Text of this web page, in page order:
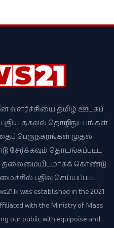
வளர்ச்சியை தமிழ் ஊடகப்
புதிய தகவல் தொழில்நுட்பங்கள்
பெருநகரங்கள் முதல்
சேர்க்கவும் தொடங்கப்பட்ட
தலைமையிடமாகக் கொண்டு
பதிவு செய்யப்பட்ட
was established in the 2021
with the Ministry of Mass
our public with equipoise and